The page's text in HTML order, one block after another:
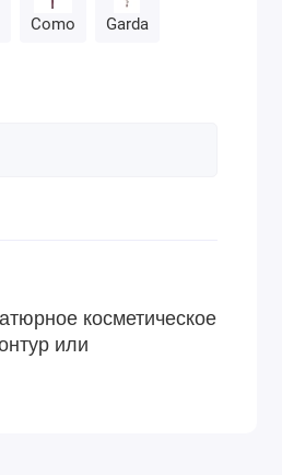
Como Garda
косметическое
или